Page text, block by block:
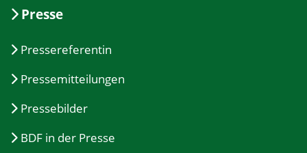
Presse
Pressereferentin
Pressemitteilungen
Pressebilder
BDF in der Presse